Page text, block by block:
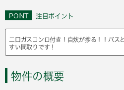
POINT 注目ポイント
二口ガスコンロ付き！自炊が捗る！！バス
すい間取りです！
物件の概要